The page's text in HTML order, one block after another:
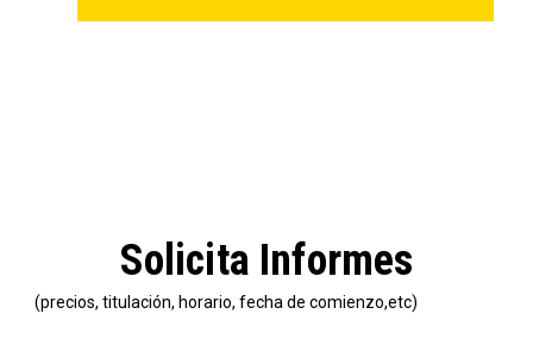
Solicita Informes
(precios, titulación, horario, fecha de comienzo,etc)